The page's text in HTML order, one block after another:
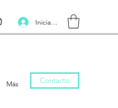
Inicia la sessió
Más Contacto